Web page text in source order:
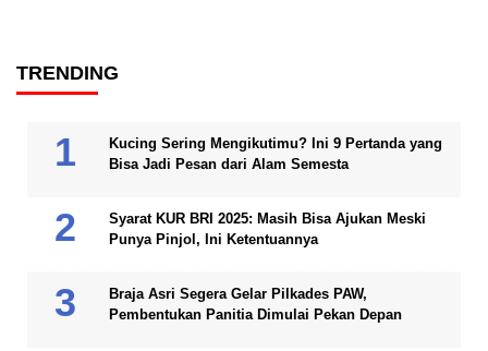
TRENDING
Kucing Sering Mengikutimu? Ini 9 Pertanda yang
Bisa Jadi Pesan dari Alam Semesta
Syarat KUR BRI 2025: Masih Bisa Ajukan Meski
Punya Pinjol, Ini Ketentuannya
Braja Asri Segera Gelar Pilkades PAW,
Pembentukan Panitia Dimulai Pekan Depan